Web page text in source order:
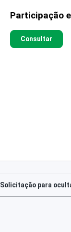
Participação
Consultar
Solicitação para